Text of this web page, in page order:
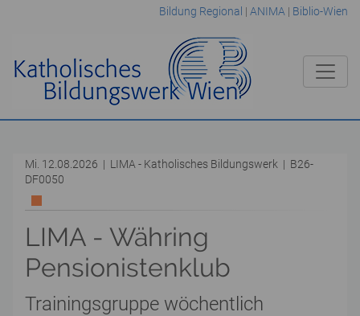
Bildung Regional | ANIMA | Biblio-Wien
Mi. 12.08.2026 | LIMA - Katholisches Bildungswerk | B26-
DF0050
LIMA - Währing
Pensionistenklub
Trainingsgruppe wöchentlich